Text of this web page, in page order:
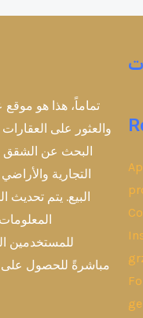
تماماً، هذا هو
والعثور على
البحث عن الشقق
التجارية
البيع. يتم
للمستخدمين
مباشرةً للحصول على